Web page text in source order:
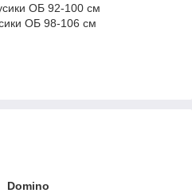
ОБ 92-100 см
ОБ 98-106 см
Domino